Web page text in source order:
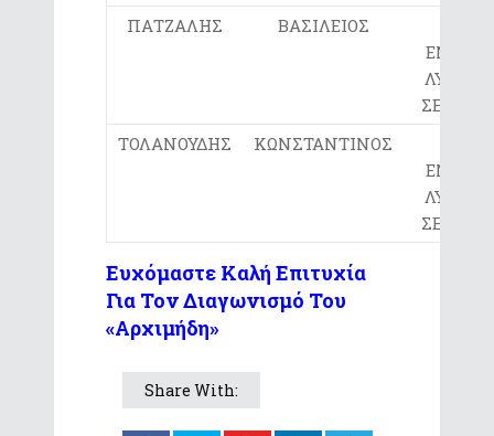
ΠΑΤΖΑΛΗΣ
ΒΑΣΙΛΕΙΟΣ
ΕΝΙΑΙΟ
ΛΥΚΕΙΟ
ΣΕΡΡΩΝ
ΤΟΛΑΝΟΥΔΗΣ
ΚΩΝΣΤΑΝΤΙΝΟΣ
ΕΝΙΑΙΟ
ΛΥΚΕΙΟ
ΣΕΡΡΩΝ
Ευχόμαστε Καλή Επιτυχία
Για Τον Διαγωνισμό Του
«Αρχιμήδη»
Share With: